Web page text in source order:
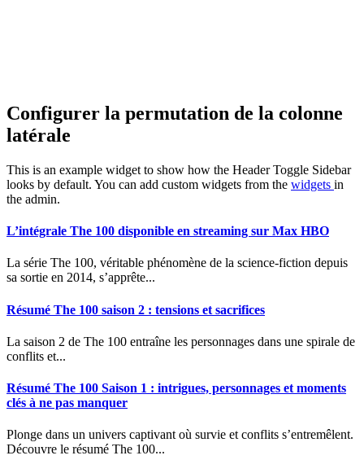
Configurer la permutation de la colonne
latérale
This is an example widget to show how the Header Toggle Sidebar
looks by default. You can add custom widgets from the widgets in
the admin.
L’intégrale The 100 disponible en streaming sur Max HBO
La série The 100, véritable phénomène de la science-fiction depuis
sa sortie en 2014, s’apprête...
Résumé The 100 saison 2 : tensions et sacrifices
La saison 2 de The 100 entraîne les personnages dans une spirale de
conflits et...
Résumé The 100 Saison 1 : intrigues, personnages et moments
clés à ne pas manquer
Plonge dans un univers captivant où survie et conflits s’entremêlent.
Découvre le résumé The 100...